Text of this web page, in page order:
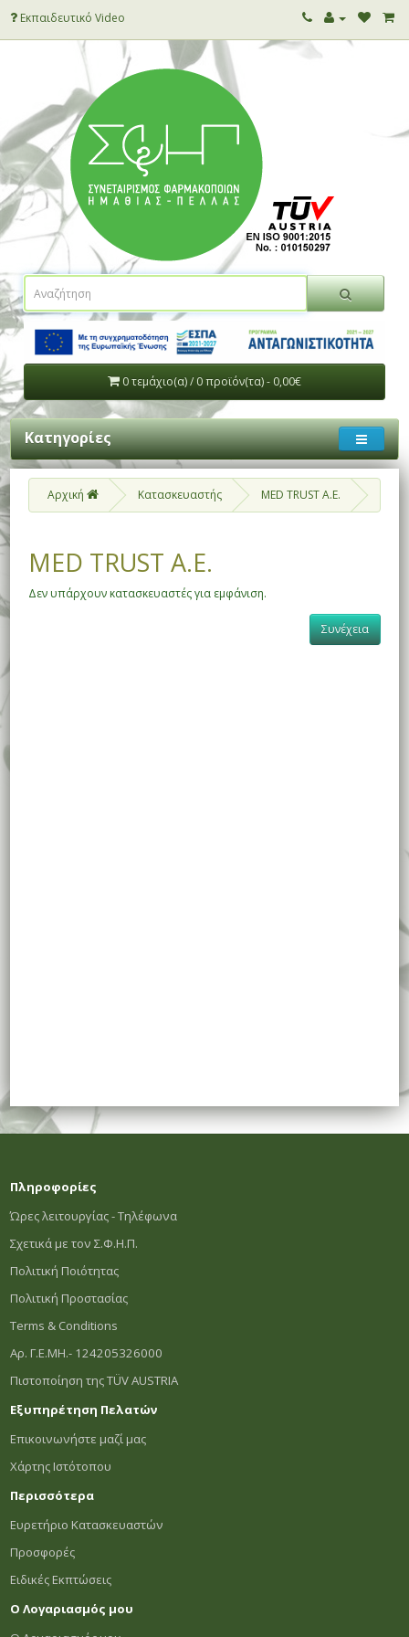
Εκπαιδευτικό Video
0 τεμάχιο(α) / 0 προϊόν(τα) - 0,00€
Κατηγορίες
Αρχική Κατασκευαστής MED TRUST A.E.
MED TRUST A.E.
Δεν υπάρχουν κατασκευαστές για εμφάνιση.
Συνέχεια
Πληροφορίες
Ώρες λειτουργίας - Τηλέφωνα
Σχετικά με τον Σ.Φ.Η.Π.
Πολιτική Ποιότητας
Πολιτική Προστασίας
Terms & Conditions
Αρ. Γ.Ε.ΜΗ.- 124205326000
Πιστοποίηση της TÜV AUSTRIA
Εξυπηρέτηση Πελατών
Επικοινωνήστε μαζί μας
Χάρτης Ιστότοπου
Περισσότερα
Ευρετήριο Κατασκευαστών
Προσφορές
Ειδικές Εκπτώσεις
Ο Λογαριασμός μου